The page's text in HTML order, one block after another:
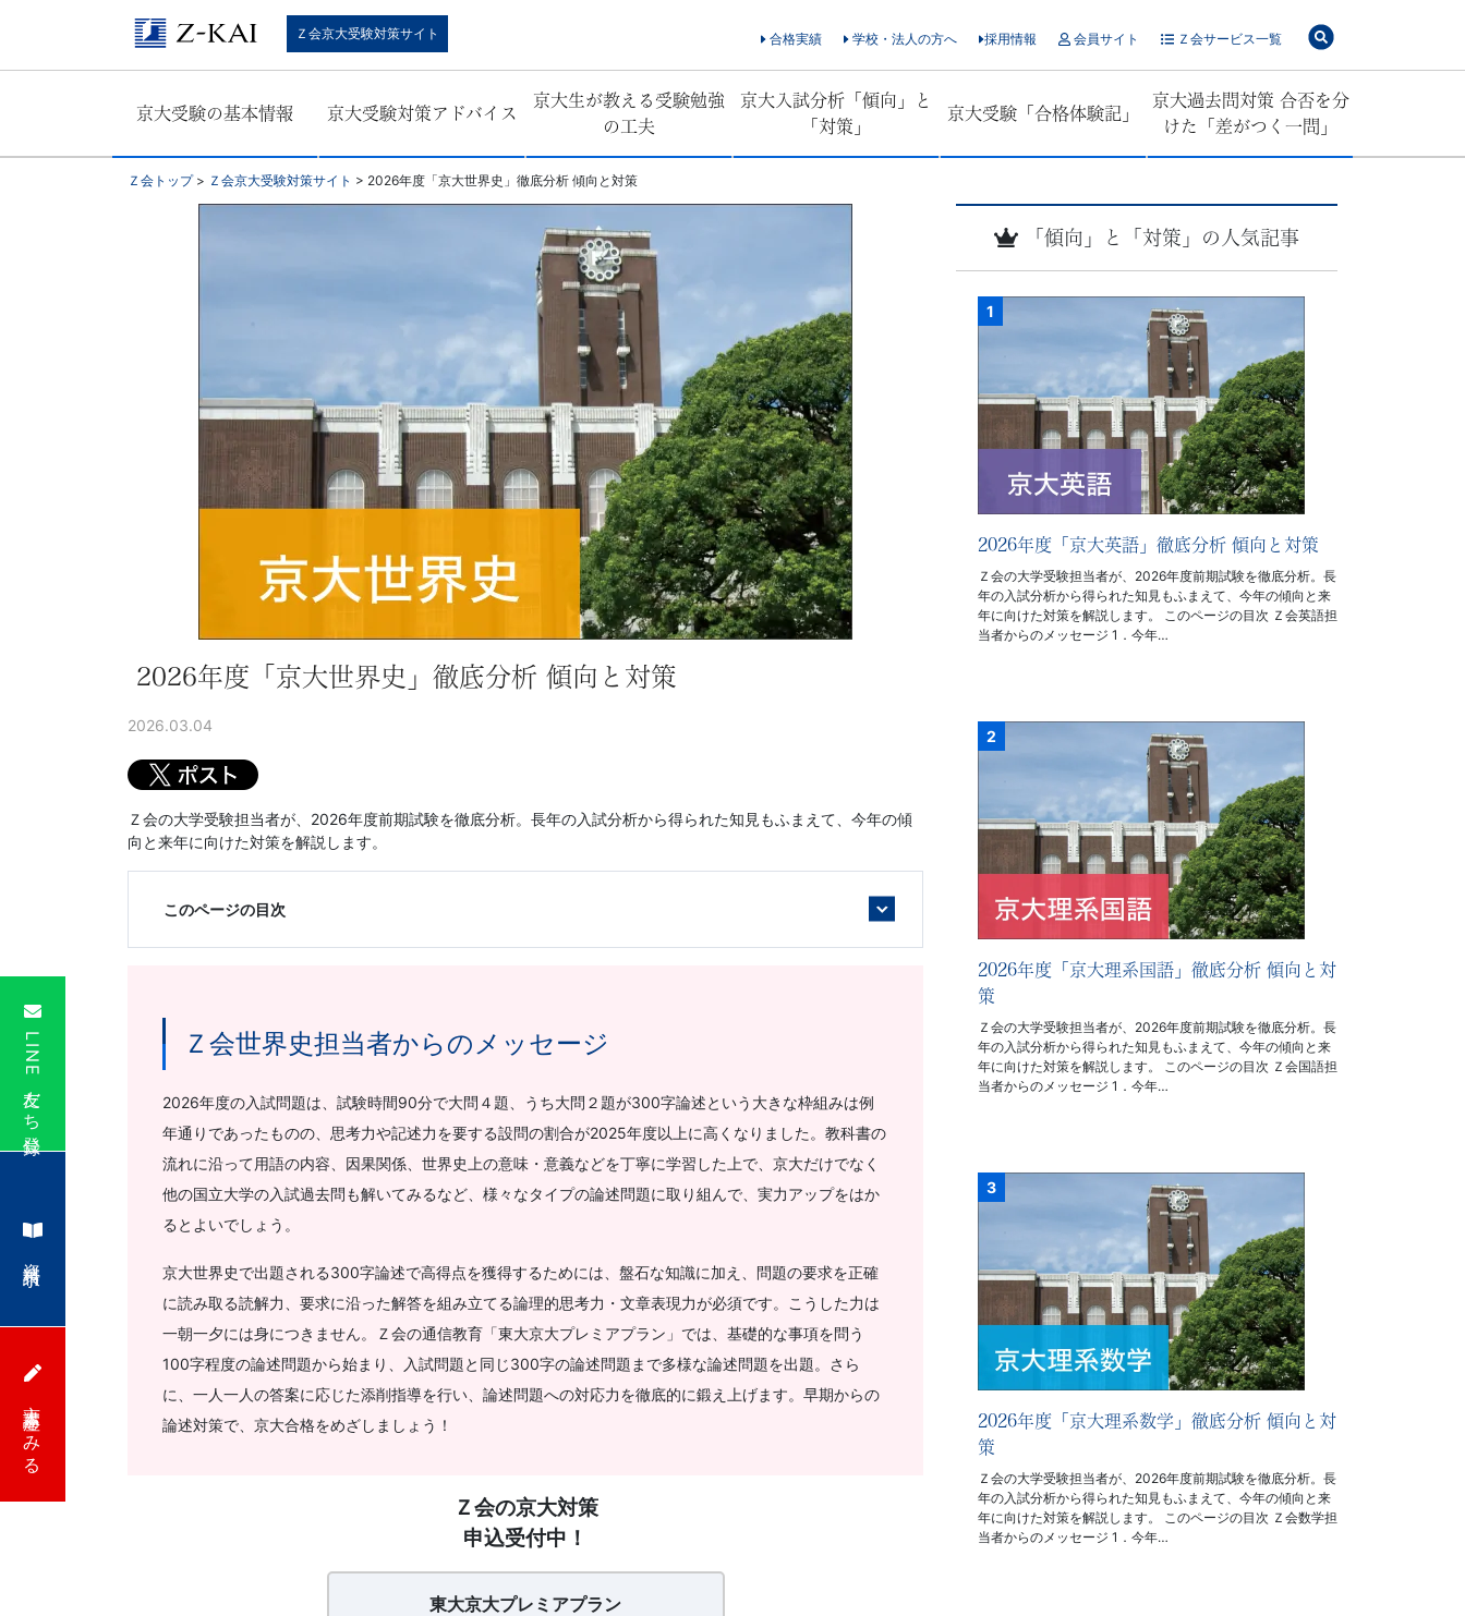
大
の
「合
格
直
の
受
験
攻
略
Ｚ会京大受験対策サイト 合格実績 学校・法人の方へ 採用情報 会員サイト Ｚ会サービス一覧
京大受験の基本情報 京大受験対策アドバイス
京大生が教える受験勉強
の工夫
京大入試分析「傾向」と
「対策」
京大受験「合格体験記」
京大過去問対策 合否を分
けた「差がつく一問」
Ｚ会トップ> Ｚ会京大受験対策サイト > 2026年度「京大世界史」徹底分析 傾向と対策
2026年度「京大世界史」徹底分析 傾向と対策
2026.03.04
Ｚ会の大学受験担当者が、2026年度前期試験を徹底分析。長年の入試分析から得られた知見もふまえて、今年の傾
向と来年に向けた対策を解説します。
このページの目次
Ｚ会世界史担当者からのメッセージ
2026年度の入試問題は、試験時間90分で大問４題、うち大問２題が300字論述という大きな枠組みは例
年通りであったものの、思考力や記述力を要する設問の割合が2025年度以上に高くなりました。教科書の
流れに沿って用語の内容、因果関係、世界史上の意味・意義などを丁寧に学習した上で、京大だけでなく
他の国立大学の入試過去問も解いてみるなど、様々なタイプの論述問題に取り組んで、実力アップをはか
るとよいでしょう。
京大世界史で出題される300字論述で高得点を獲得するためには、盤石な知識に加え、問題の要求を正確
に読み取る読解力、要求に沿った解答を組み立てる論理的思考力・文章表現力が必須です。こうした力は
一朝一夕には身につきません。Ｚ会の通信教育「東大京大プレミアプラン」では、基礎的な事項を問う
100字程度の論述問題から始まり、入試問題と同じ300字の論述問題まで多様な論述問題を出題。さら
に、一人一人の答案に応じた添削指導を行い、論述問題への対応力を徹底的に鍛え上げます。早期からの
論述対策で、京大合格をめざしましょう！
京
Ｚ会の京大対策
申込受付中！
東大京大プレミアプラン
「傾向」と「対策」の人気記事
2026年度「京大英語」徹底分析 傾向と対策
Ｚ会の大学受験担当者が、2026年度前期試験を徹底分析。長
年の入試分析から得られた知見もふまえて、今年の傾向と来
年に向けた対策を解説します。 このページの目次 Ｚ会英語担
当者からのメッセージ 1．今年…
2026年度「京大理系国語」徹底分析 傾向と対
策
Ｚ会の大学受験担当者が、2026年度前期試験を徹底分析。長
年の入試分析から得られた知見もふまえて、今年の傾向と来
年に向けた対策を解説します。 このページの目次 Ｚ会国語担
当者からのメッセージ 1．今年…
2026年度「京大理系数学」徹底分析 傾向と対
策
Ｚ会の大学受験担当者が、2026年度前期試験を徹底分析。長
年の入試分析から得られた知見もふまえて、今年の傾向と来
年に向けた対策を解説します。 このページの目次 Ｚ会数学担
当者からのメッセージ 1．今年…
LINE友だち登録
京大講座をみる